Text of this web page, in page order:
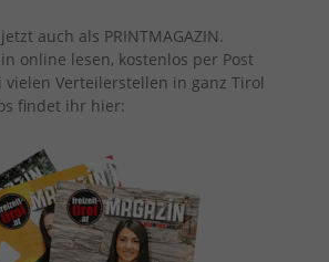
auch als PRINTMAGAZIN.
online lesen, kostenlos per Post
Verteilerstellen in ganz Tirol
findet ihr hier: